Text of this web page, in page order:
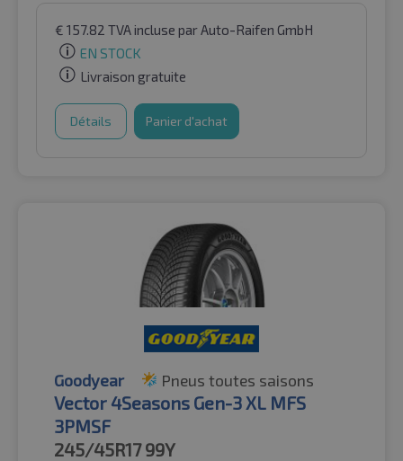
€ 157.82 TVA incluse par Auto-Raifen GmbH
EN STOCK
Livraison gratuite
Détails Panier d'achat
Goodyear Pneus toutes saisons
Vector 4Seasons Gen-3 XL MFS
3PMSF
245/45R17 99Y